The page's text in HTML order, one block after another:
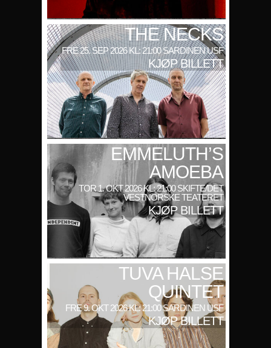
THE NECKS
FRE 25. SEP 2026 KL: 21:00 SARDINEN USF
KJØP BILLETT
EMMELUTH’S
AMOEBA
TOR 1. OKT 2026 KL: 21:00 SKIFTE/DET
VESTNORSKE TEATERET
KJØP BILLETT
TUVA HALSE
QUINTET
FRE 9. OKT 2026 KL: 21:00 SARDINEN USF
KJØP BILLETT